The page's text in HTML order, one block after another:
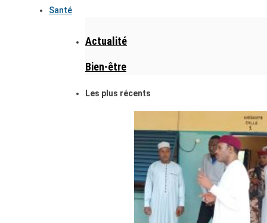
Santé
Actualité
Bien-être
Les plus récents